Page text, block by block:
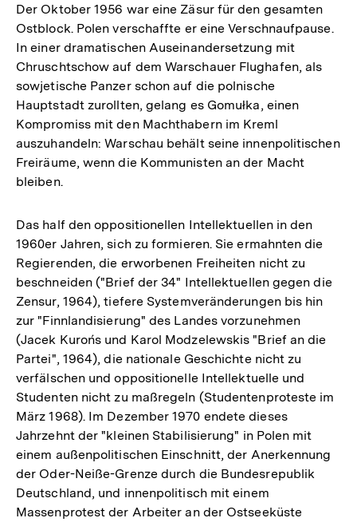
Der Oktober 1956 war eine Zäsur für den gesamten
Ostblock. Polen verschaffte er eine Verschnaufpause.
In einer dramatischen Auseinandersetzung mit
Chruschtschow auf dem Warschauer Flughafen, als
sowjetische Panzer schon auf die polnische
Hauptstadt zurollten, gelang es Gomułka, einen
Kompromiss mit den Machthabern im Kreml
auszuhandeln: Warschau behält seine innenpolitischen
Freiräume, wenn die Kommunisten an der Macht
bleiben.
Das half den oppositionellen Intellektuellen in den
1960er Jahren, sich zu formieren. Sie ermahnten die
Regierenden, die erworbenen Freiheiten nicht zu
beschneiden ("Brief der 34" Intellektuellen gegen die
Zensur, 1964), tiefere Systemveränderungen bis hin
zur "Finnlandisierung" des Landes vorzunehmen
(Jacek Kurońs und Karol Modzelewskis "Brief an die
Partei", 1964), die nationale Geschichte nicht zu
verfälschen und oppositionelle Intellektuelle und
Studenten nicht zu maßregeln (Studentenproteste im
März 1968). Im Dezember 1970 endete dieses
Jahrzehnt der "kleinen Stabilisierung" in Polen mit
einem außenpolitischen Einschnitt, der Anerkennung
der Oder-Neiße-Grenze durch die Bundesrepublik
Deutschland, und innenpolitisch mit einem
Massenprotest der Arbeiter an der Ostseeküste